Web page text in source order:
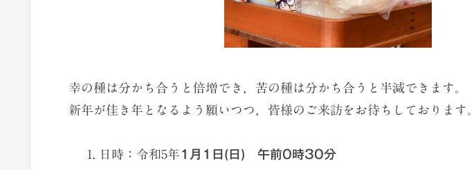
幸の種は分かち合うと倍増でき，苦の種は分かち合うと半減できます。
新年が佳き年となるよう願いつつ，皆様のご来訪をお待ちしております。
日時：令和5年 1月1日(日) 午前0時30分